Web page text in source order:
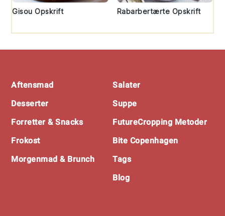
Gisou Opskrift Rabarbertærte Opskrift
Aftensmad
Desserter
Forretter & Snacks
Frokost
Morgenmad & Brunch
Salater
Suppe
FutureCropping Metoder
Bite Copenhagen
Tags
Blog